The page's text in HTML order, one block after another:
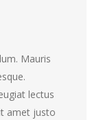
Mauris
lectus
amet justo